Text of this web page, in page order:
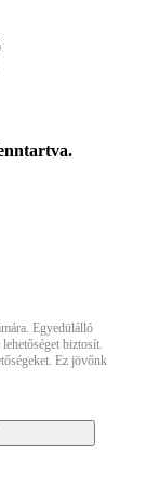
Egyedülálló
biztosít.
Ez jövőnk